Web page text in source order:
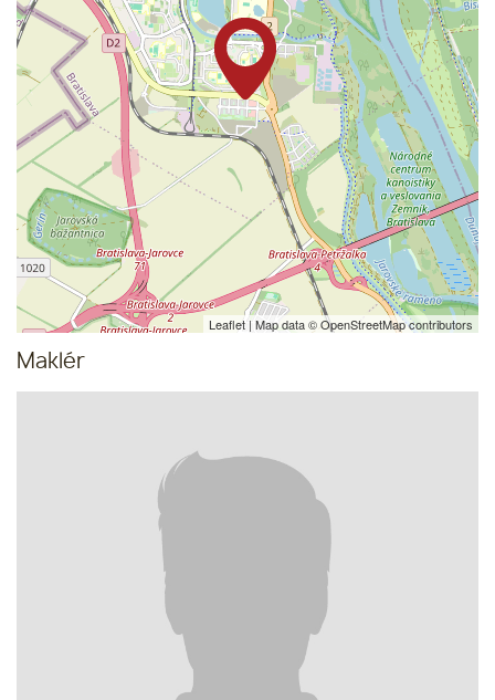
Leaflet | Map data ©OpenStreetMapcontributors
Maklér